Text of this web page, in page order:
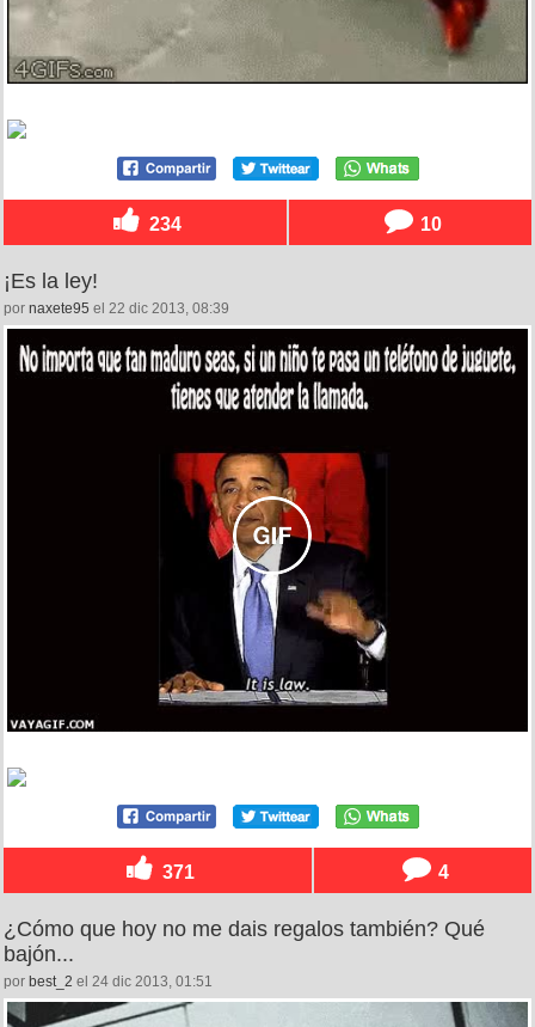
234 10
¡Es la ley!
por naxete95 el 22 dic 2013, 08:39
371 4
¿Cómo que hoy no me dais regalos también? Qué
bajón...
por best_2 el 24 dic 2013, 01:51